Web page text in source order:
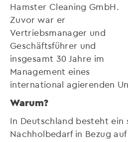
Hamster Cleaning GmbH.
Zuvor war er
Vertriebsmanager und
Geschäftsführer und
insgesamt 30 Jahre im
Management eines
international agierenden
Warum?
In Deutschland besteht ein
Nachholbedarf in Bezug